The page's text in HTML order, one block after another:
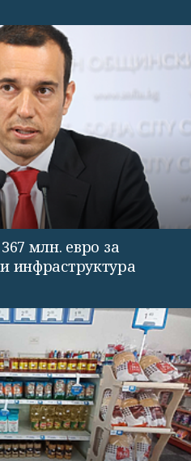
млн. евро за
инфраструктура